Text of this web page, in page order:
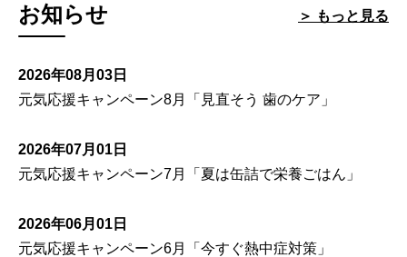
お知らせ
2026年08月03日
元気応援キャンペーン8月「見直そう 歯のケア」
2026年07月01日
元気応援キャンペーン7月「夏は缶詰で栄養ごはん」
2026年06月01日
元気応援キャンペーン6月「今すぐ熱中症対策」
＞ もっと見る